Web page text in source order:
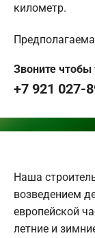
километр.
Звоните чтобы
+7 921 027-
Наша
возведением
европейской
летние и